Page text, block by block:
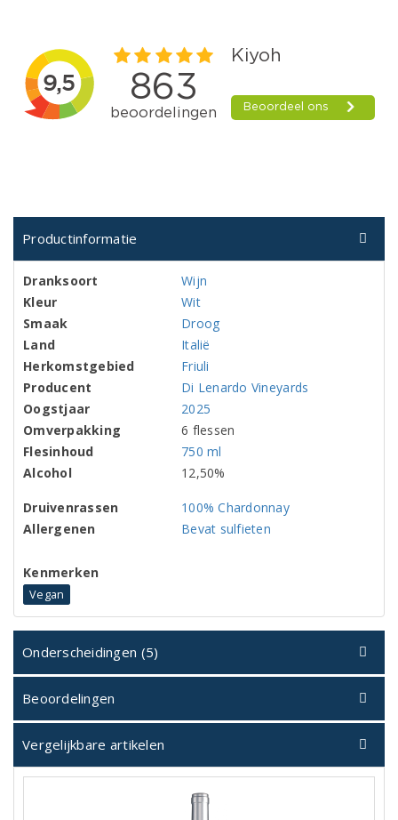
Productinformatie
Dranksoort
Wijn
Kleur
Wit
Smaak
Droog
Land
Italië
Herkomstgebied
Friuli
Producent
Di Lenardo Vineyards
Oogstjaar
2025
Omverpakking
6 flessen
Flesinhoud
750 ml
Alcohol
12,50%
Druivenrassen
100% Chardonnay
Allergenen
Bevat sulfieten
Kenmerken
Vegan
Onderscheidingen (5)
Beoordelingen
Vergelijkbare artikelen